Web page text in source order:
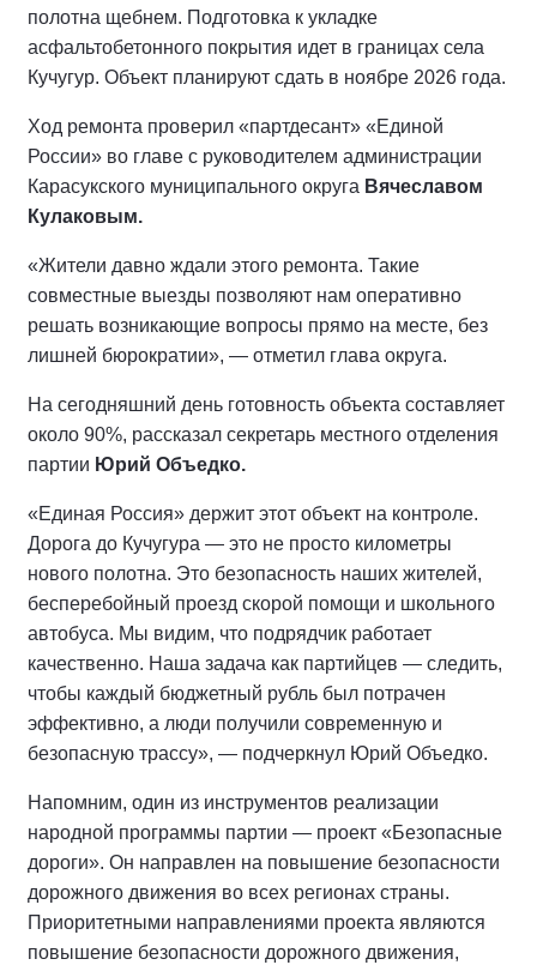
полотна щебнем. Подготовка к укладке
асфальтобетонного покрытия идет в границах села
Кучугур. Объект планируют сдать в ноябре 2026 года.
Ход ремонта проверил «партдесант» «Единой
России» во главе с руководителем администрации
Карасукского муниципального округа Вячеславом
Кулаковым.
«Жители давно ждали этого ремонта. Такие
совместные выезды позволяют нам оперативно
решать возникающие вопросы прямо на месте, без
лишней бюрократии», — отметил глава округа.
На сегодняшний день готовность объекта составляет
около 90%, рассказал секретарь местного отделения
партии Юрий Объедко.
«Единая Россия» держит этот объект на контроле.
Дорога до Кучугура — это не просто километры
нового полотна. Это безопасность наших жителей,
бесперебойный проезд скорой помощи и школьного
автобуса. Мы видим, что подрядчик работает
качественно. Наша задача как партийцев — следить,
чтобы каждый бюджетный рубль был потрачен
эффективно, а люди получили современную и
безопасную трассу», — подчеркнул Юрий Объедко.
Напомним, один из инструментов реализации
народной программы партии — проект «Безопасные
дороги». Он направлен на повышение безопасности
дорожного движения во всех регионах страны.
Приоритетными направлениями проекта являются
повышение безопасности дорожного движения,